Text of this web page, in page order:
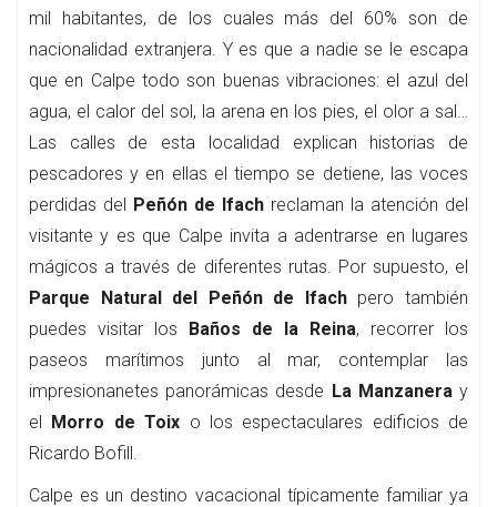
mil habitantes, de los cuales más del 60% son de
nacionalidad extranjera. Y es que a nadie se le escapa
que en Calpe todo son buenas vibraciones: el azul del
agua, el calor del sol, la arena en los pies, el olor a sal…
Las calles de esta localidad explican historias de
pescadores y en ellas el tiempo se detiene, las voces
perdidas del Peñón de Ifach reclaman la atención del
visitante y es que Calpe invita a adentrarse en lugares
mágicos a través de diferentes rutas. Por supuesto, el
Parque Natural del Peñón de Ifachpero también
puedes visitar los Baños de la Reina, recorrer los
paseos marítimos junto al mar, contemplar las
impresionanetes panorámicas desde La Manzaneray
el Morro de Toix o los espectaculares edificios de
Ricardo Bofill.
Calpe es un destino vacacional típicamente familiar ya